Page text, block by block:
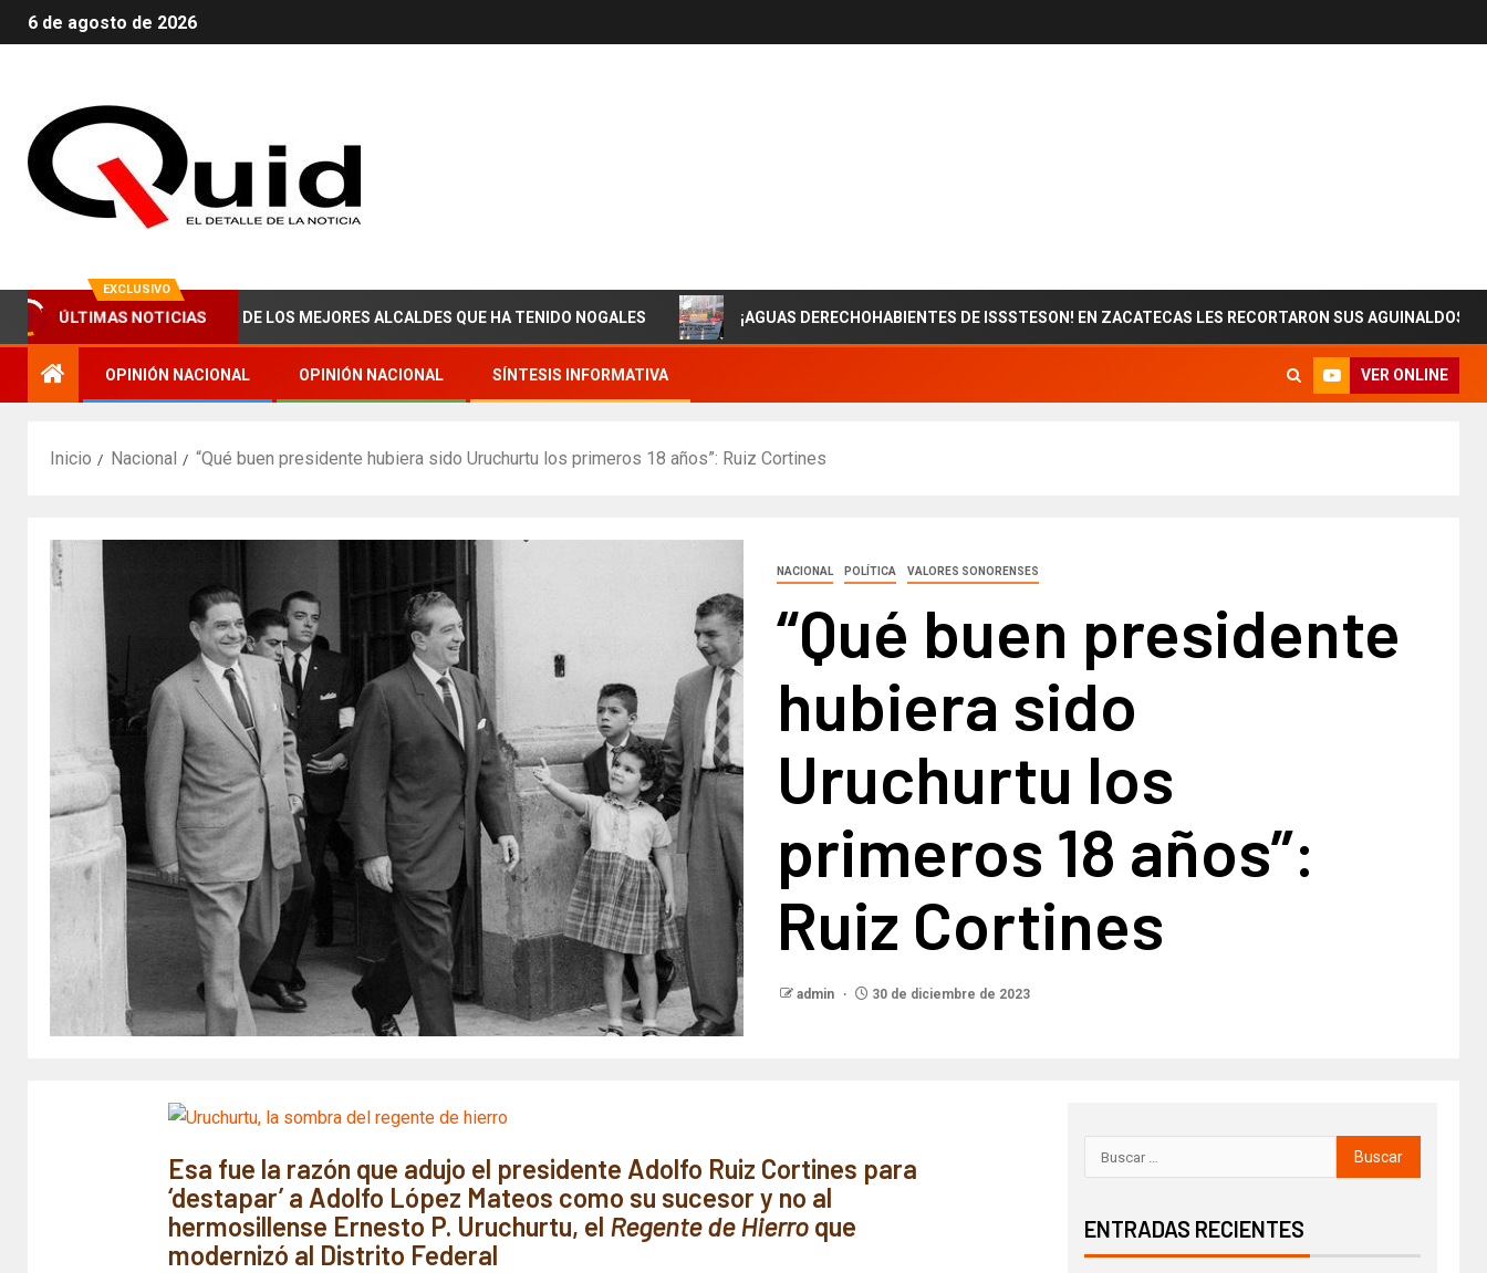
6 de agosto de 2026
EXCLUSIVO
ÚLTIMAS NOTICIAS
ABRAHAM ZAIED, UNO DE LOS MEJORES ALCALDES QUE HA TENIDO NOGALES ¡AGUAS DERECHOHABIENTES DE ISSSTESON! EN ZACATECAS LES RECORTARON SUS AGUINALDOS
OPINIÓN NACIONAL OPINIÓN NACIONAL SÍNTESIS INFORMATIVA VER ONLINE
Inicio Nacional “Qué buen presidente hubiera sido Uruchurtu los primeros 18 años”: Ruiz Cortines
NACIONAL POLÍTICA VALORES SONORENSES
“Qué buen presidente
hubiera sido
Uruchurtu los
primeros 18 años”:
Ruiz Cortines
admin 30 de diciembre de 2023
Esa fue la razón que adujo el presidente Adolfo Ruiz Cortines para
‘destapar’ a Adolfo López Mateos como su sucesor y no al
hermosillense Ernesto P. Uruchurtu, el Regente de Hierroque
modernizó al Distrito Federal
ENTRADAS RECIENTES